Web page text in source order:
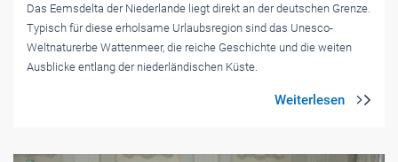
Das Eemsdelta der Niederlande liegt direkt an der deutschen Grenze.
Typisch für diese ­erholsame Urlaubsregion sind das Unesco-
Weltnaturerbe Wattenmeer, die reiche Geschichte und die weiten
Ausblicke entlang der niederländischen Küste.